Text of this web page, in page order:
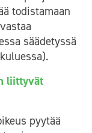
todistamaan
säädetyssä
liittyvät
pyytää